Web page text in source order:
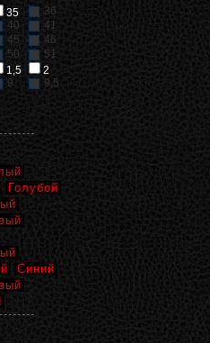
35
36
40
41
45
46
50
51
1,5
2
9
9,5
Голубой
Синий